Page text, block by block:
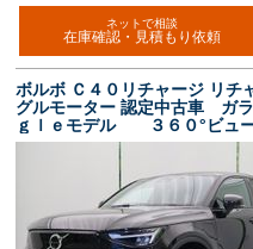
ネットで相談
在庫確認・見積もり依頼
ボルボ Ｃ４０リチャージ リ
グルモーター 認定中古車 ガ
ｇｌｅモデル ３６０°ビ
インテリセーフ メモリ機能
ト ＬＥＤヘッドライト アダ